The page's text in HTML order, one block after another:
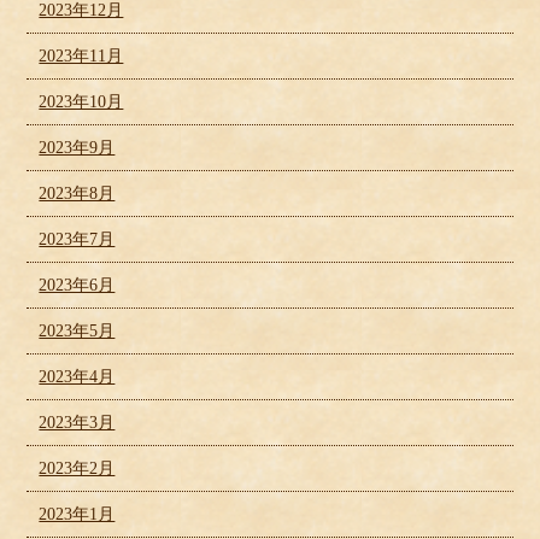
2023年12月
2023年11月
2023年10月
2023年9月
2023年8月
2023年7月
2023年6月
2023年5月
2023年4月
2023年3月
2023年2月
2023年1月